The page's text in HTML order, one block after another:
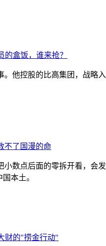
盒饭，谁来抢？
。他控股的比高集团，战略
不了国漫的命
小数点后面的零拆开看，会
本土。
财的"捞金行动"